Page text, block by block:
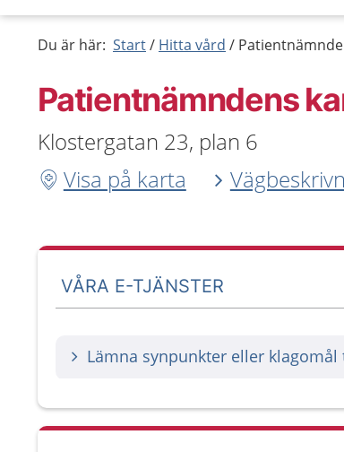
Du är här: Start Hitta vård
Patientnämndens
Klostergatan 23, plan 6
Visa på karta
VÅRA E-TJÄNSTER